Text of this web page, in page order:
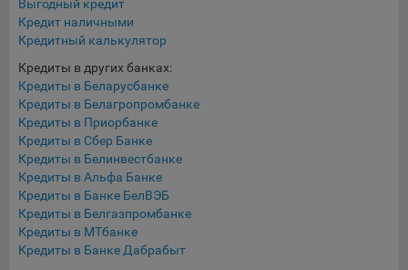
составить представление о тенденциях использования
сайта в целом. Общество использует информацию для
анализа трафика на сайтах.
9.5. Файлы cookie, применяемые для определения целевой
аудитории и в рекламных целях, например Яндекс.Метрика,
Google Analytics.
Технические/Функциональные, хранятся не более года;
Необходимые для функционирования веб-аналитических
платформ «Google Analytics», «Яндекс.Метрика»
(статистические), установлены на сервере Общества и не
передаются третьим лицам, часть из которых хранятся во
время пользования сайтом;
Выгодный кредит
Кредит наличными
Кредитный калькулятор
Кредиты в других банках:
Кредиты в Беларусбанке
Кредиты в Белагропромбанке
Кредиты в Приорбанке
Кредиты в Сбер Банке
Кредиты в Белинвестбанке
Кредиты в Альфа Банке
Кредиты в Банке БелВЭБ
Кредиты в Белгазпромбанке
Кредиты в МТбанке
Кредиты в Банке Дабрабыт